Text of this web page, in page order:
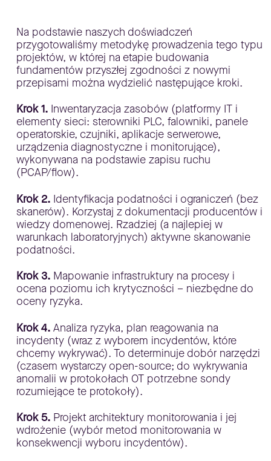
Na podstawie naszych doświadczeń
przygotowaliśmy metodykę prowadzenia tego typu
projektów, w której na etapie budowania
fundamentów przyszłej zgodności z nowymi
przepisami można wydzielić następujące kroki.
Krok 1. Inwentaryzacja zasobów (platformy IT i
elementy sieci: sterowniki PLC, falowniki, panele
operatorskie, czujniki, aplikacje serwerowe,
urządzenia diagnostyczne i monitorujące),
wykonywana na podstawie zapisu ruchu
(PCAP/flow).
Krok 2. Identyfikacja podatności i ograniczeń (bez
skanerów). Korzystaj z dokumentacji producentów i
wiedzy domenowej. Rzadziej (a najlepiej w
warunkach laboratoryjnych) aktywne skanowanie
podatności.
Krok 3. Mapowanie infrastruktury na procesy i
ocena poziomu ich krytyczności – niezbędne do
oceny ryzyka.
Krok 4. Analiza ryzyka, plan reagowania na
incydenty (wraz z wyborem incydentów, które
chcemy wykrywać). To determinuje dobór narzędzi
(czasem wystarczy open-source; do wykrywania
anomalii w protokołach OT potrzebne sondy
rozumiejące te protokoły).
Krok 5. Projekt architektury monitorowania i jej
wdrożenie (wybór metod monitorowania w
konsekwencji wyboru incydentów).